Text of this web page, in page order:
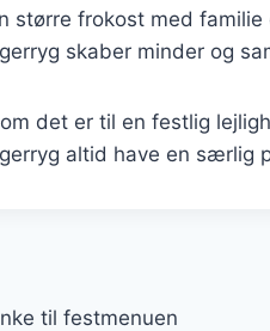
større frokost med
skaber minder og
det er til en festlig
altid have en særlig
til festmenuen